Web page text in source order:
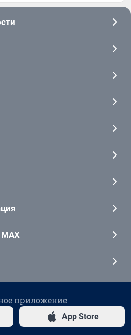
приложение
App Store